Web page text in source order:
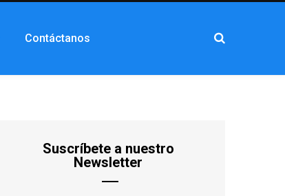
Contáctanos
Suscríbete a nuestro
Newsletter